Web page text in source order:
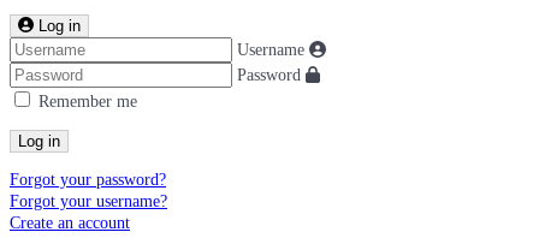
Log in
Username
Password
Remember me
Log in
Forgot your password?
Forgot your username?
Create an account